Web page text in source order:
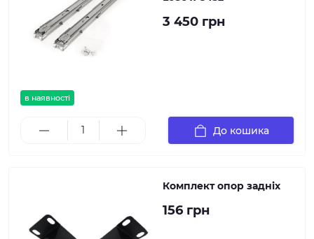
в наявності
3 450 грн
До кошика
Комплект опор задніх
156 грн